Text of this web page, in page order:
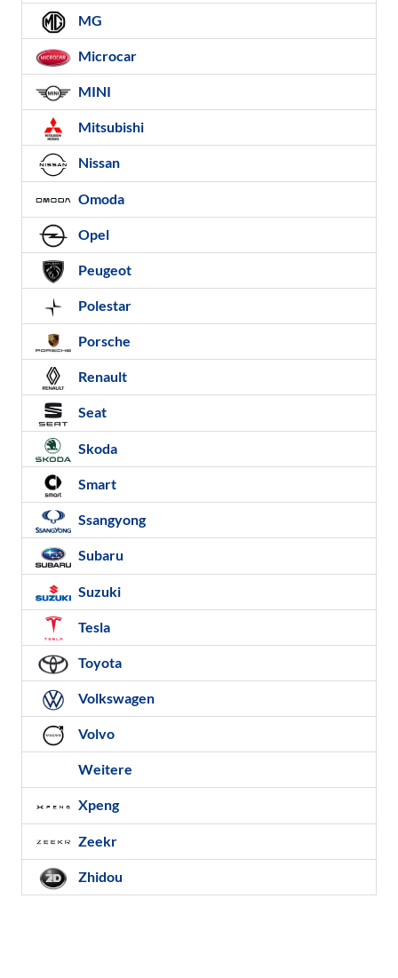
MG
Microcar
MINI
Mitsubishi
Nissan
Omoda
Opel
Peugeot
Polestar
Porsche
Renault
Seat
Skoda
Smart
Ssangyong
Subaru
Suzuki
Tesla
Toyota
Volkswagen
Volvo
Weitere
Xpeng
Zeekr
Zhidou